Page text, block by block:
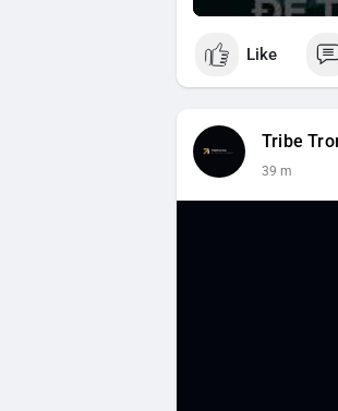
Like
Tribe
39 m